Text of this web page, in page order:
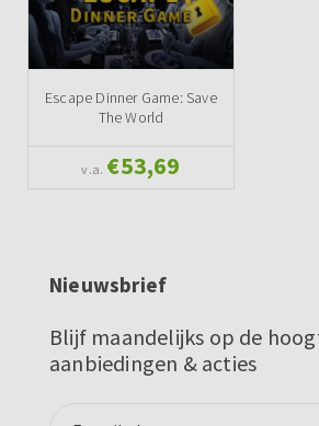
Escape Dinner Game: Save
The World
v.a. €53,69
Nieuwsbrief
Blijf maandelijks op de
aanbiedingen & acties